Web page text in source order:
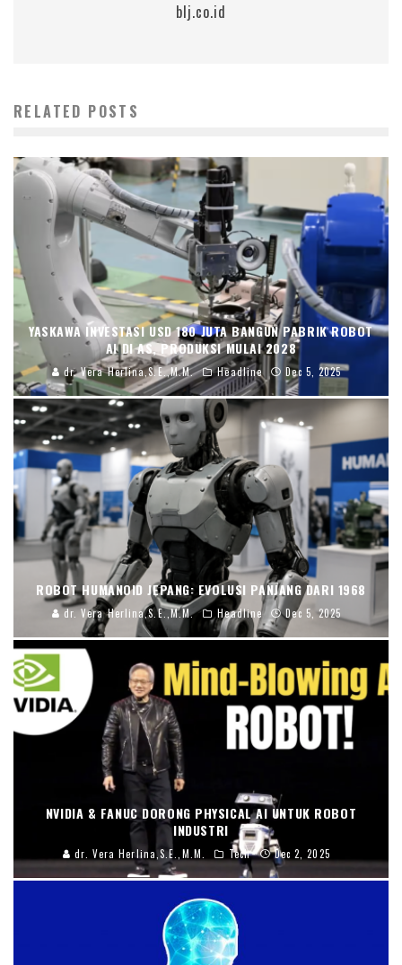
blj.co.id
RELATED POSTS
YASKAWA INVESTASI USD 180 JUTA BANGUN PABRIK ROBOT
AI DI AS, PRODUKSI MULAI 2028
dr. Vera Herlina,S.E.,M.M. Headline Dec 5, 2025
ROBOT HUMANOID JEPANG: EVOLUSI PANJANG DARI 1968
dr. Vera Herlina,S.E.,M.M. Headline Dec 5, 2025
NVIDIA & FANUC DORONG PHYSICAL AI UNTUK ROBOT
INDUSTRI
dr. Vera Herlina,S.E.,M.M. Tech Dec 2, 2025